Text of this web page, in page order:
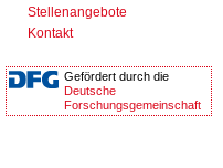
Stellenangebote
Kontakt
Gefördert durch die
Deutsche
Forschungsgemeinschaft